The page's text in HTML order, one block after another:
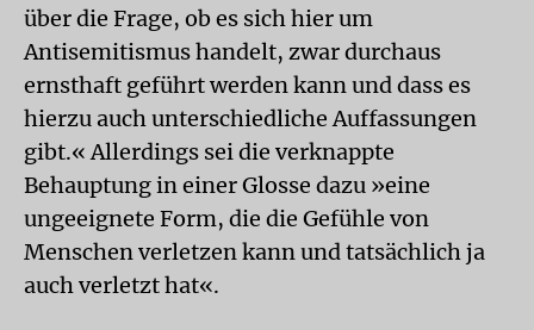
über die Frage, ob es sich hier um
Antisemitismus handelt, zwar durchaus
ernsthaft geführt werden kann und dass es
hierzu auch unterschiedliche Auffassungen
gibt.« Allerdings sei die verknappte
Behauptung in einer Glosse dazu »eine
ungeeignete Form, die die Gefühle von
Menschen verletzen kann und tatsächlich ja
auch verletzt hat«.